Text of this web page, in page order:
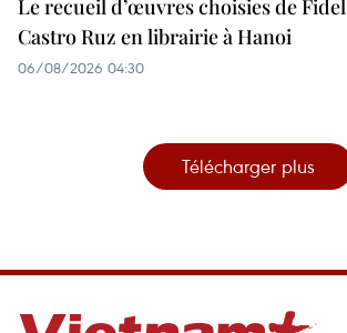
Le recueil d’œuvres choisies de Fidel
Castro Ruz en librairie à Hanoi
06/08/2026 04:30
Télécharger plus